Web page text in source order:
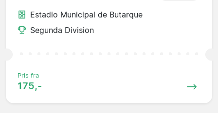
Estadio Municipal de Butarque
Segunda Division
Pris fra
175,-